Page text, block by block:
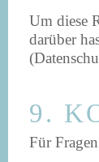
Um diese
darüber
9.
Für